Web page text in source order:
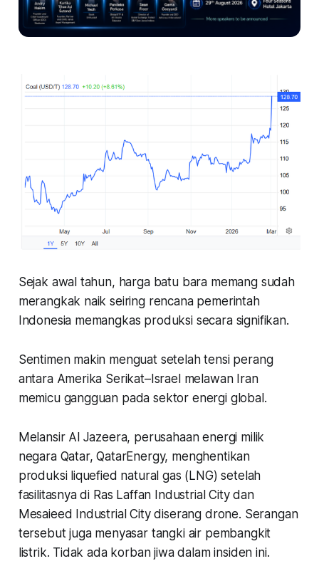
Sejak awal tahun, harga batu bara memang sudah
merangkak naik seiring rencana pemerintah
Indonesia memangkas produksi secara signifikan.
Sentimen makin menguat setelah tensi perang
antara Amerika Serikat–Israel melawan Iran
memicu gangguan pada sektor energi global.
Melansir Al Jazeera, perusahaan energi milik
negara Qatar, QatarEnergy, menghentikan
produksi liquefied natural gas (LNG) setelah
fasilitasnya di Ras Laffan Industrial City dan
Mesaieed Industrial City diserang drone. Serangan
tersebut juga menyasar tangki air pembangkit
listrik. Tidak ada korban jiwa dalam insiden ini.